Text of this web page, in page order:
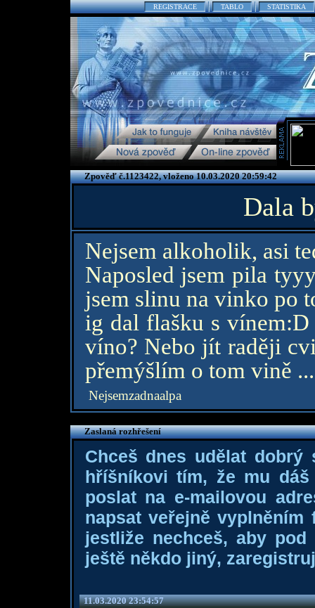
REGISTRACE TABLO STATISTIKA
Zpověď č.1123422, vloženo 10.03.2020 20:59:42
Dala
Nejsem alkoholik, asi
Naposled jsem pila
jsem slinu na vinko po
ig dal flašku s
víno? Nebo jít raději
přemýšlím o tom vině
Nejsemzadnaalpa
Zaslaná rozhřešení
Chceš dnes udělat dobrý
hříšníkovi tím, že mu
poslat na e-mailovou
napsat veřejně
jestliže nechceš, aby
ještě někdo jiný,
11.03.2020 23:54:57